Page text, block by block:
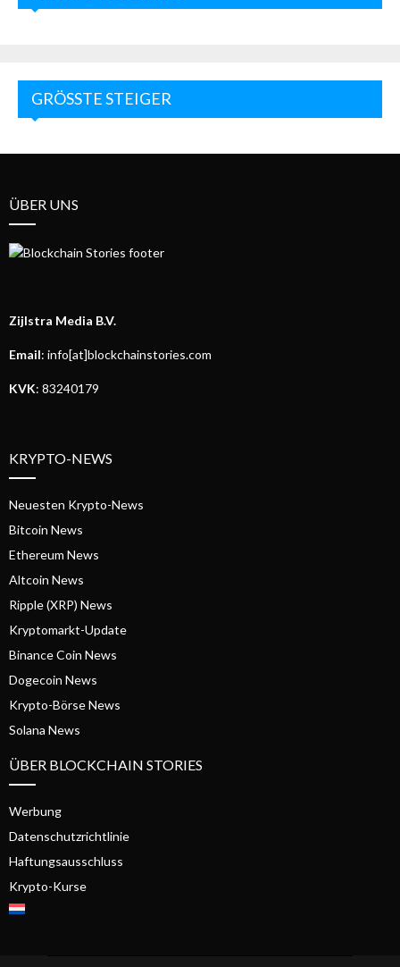
GRÖSSTE STEIGER
ÜBER UNS
Zijlstra Media B.V.
Email: info[at]blockchainstories.com
KVK: 83240179
KRYPTO-NEWS
Neuesten Krypto-News
Bitcoin News
Ethereum News
Altcoin News
Ripple (XRP) News
Kryptomarkt-Update
Binance Coin News
Dogecoin News
Krypto-Börse News
Solana News
ÜBER BLOCKCHAIN STORIES
Werbung
Datenschutzrichtlinie
Haftungsausschluss
Krypto-Kurse